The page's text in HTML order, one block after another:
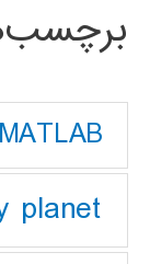
planet